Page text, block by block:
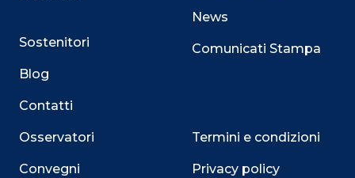
Sostenitori
Blog
Contatti
Osservatori
Convegni
News
Comunicati Stampa
Termini e condizioni
Privacy policy